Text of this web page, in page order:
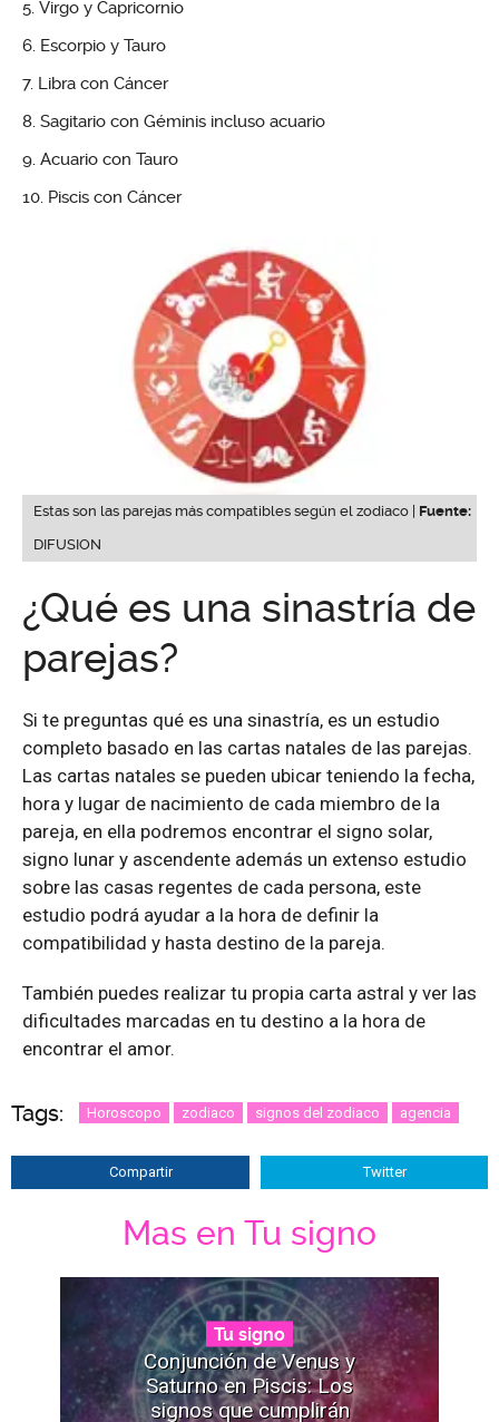
Virgo y Capricornio
Escorpio y Tauro
Libra con Cáncer
Sagitario con Géminis incluso acuario
Acuario con Tauro
Piscis con Cáncer
Estas son las parejas más compatibles según el zodiaco | Fuente:
DIFUSION
¿Qué es una sinastría de
parejas?
Si te preguntas qué es una sinastría, es un estudio
completo basado en las cartas natales de las parejas.
Las cartas natales se pueden ubicar teniendo la fecha,
hora y lugar de nacimiento de cada miembro de la
pareja, en ella podremos encontrar el signo solar,
signo lunar y ascendente además un extenso estudio
sobre las casas regentes de cada persona, este
estudio podrá ayudar a la hora de definir la
compatibilidad y hasta destino de la pareja.
También puedes realizar tu propia carta astral y ver las
dificultades marcadas en tu destino a la hora de
encontrar el amor.
Tags: Horoscopo zodiaco signos del zodiaco agencia
Compartir Twitter
Mas en Tu signo
Tu signo
Conjunción de Venus y
Saturno en Piscis: Los
signos que cumplirán